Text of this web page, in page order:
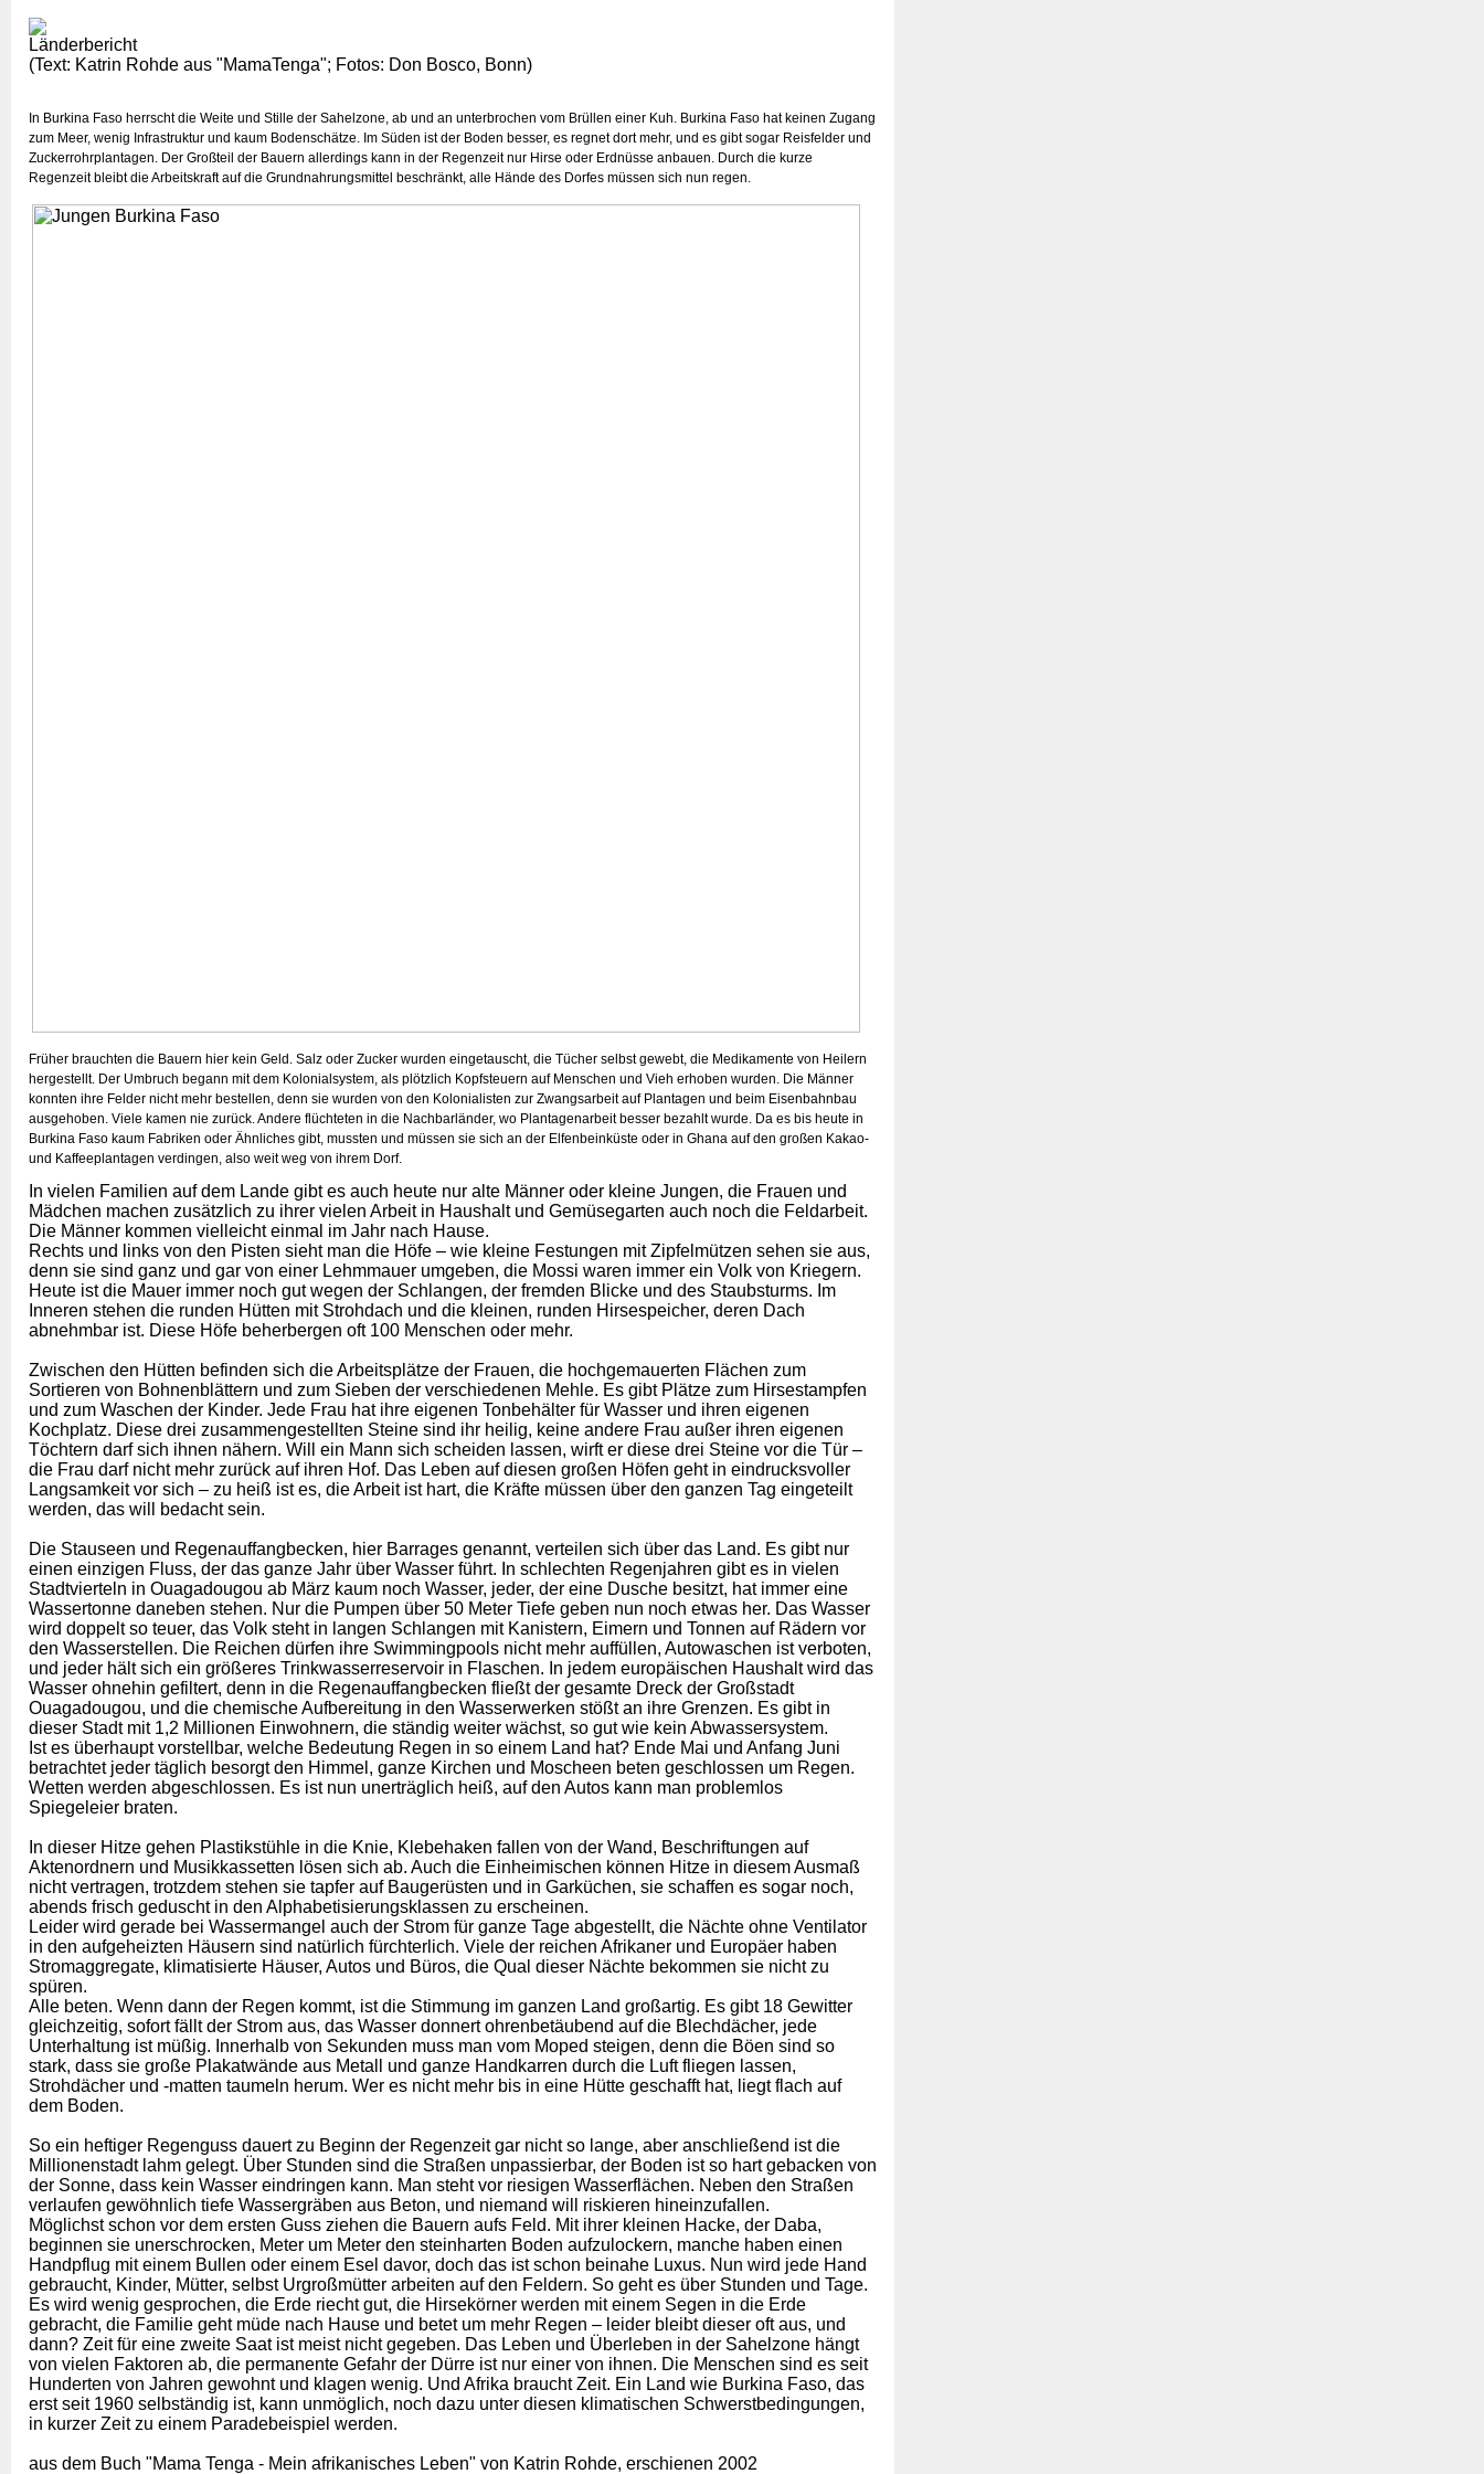
Länderbericht
(Text: Katrin Rohde aus "MamaTenga"; Fotos: Don Bosco, Bonn)
In Burkina Faso herrscht die Weite und Stille der Sahelzone, ab und an unterbrochen vom Brüllen einer Kuh. Burkina Faso hat keinen Zugang
zum Meer, wenig Infrastruktur und kaum Bodenschätze. Im Süden ist der Boden besser, es regnet dort mehr, und es gibt sogar Reisfelder und
Zuckerrohrplantagen. Der Großteil der Bauern allerdings kann in der Regenzeit nur Hirse oder Erdnüsse anbauen. Durch die kurze
Regenzeit bleibt die Arbeitskraft auf die Grundnahrungsmittel beschränkt, alle Hände des Dorfes müssen sich nun regen.
Früher brauchten die Bauern hier kein Geld. Salz oder Zucker wurden eingetauscht, die Tücher selbst gewebt, die Medikamente von Heilern
hergestellt. Der Umbruch begann mit dem Kolonialsystem, als plötzlich Kopfsteuern auf Menschen und Vieh erhoben wurden. Die Männer
konnten ihre Felder nicht mehr bestellen, denn sie wurden von den Kolonialisten zur Zwangsarbeit auf Plantagen und beim Eisenbahnbau
ausgehoben. Viele kamen nie zurück. Andere flüchteten in die Nachbarländer, wo Plantagenarbeit besser bezahlt wurde. Da es bis heute in
Burkina Faso kaum Fabriken oder Ähnliches gibt, mussten und müssen sie sich an der Elfenbeinküste oder in Ghana auf den großen Kakao-
und Kaffeeplantagen verdingen, also weit weg von ihrem Dorf.
In vielen Familien auf dem Lande gibt es auch heute nur alte Männer oder kleine Jungen, die Frauen und
Mädchen machen zusätzlich zu ihrer vielen Arbeit in Haushalt und Gemüsegarten auch noch die Feldarbeit.
Die Männer kommen vielleicht einmal im Jahr nach Hause.
Rechts und links von den Pisten sieht man die Höfe – wie kleine Festungen mit Zipfelmützen sehen sie aus,
denn sie sind ganz und gar von einer Lehmmauer umgeben, die Mossi waren immer ein Volk von Kriegern.
Heute ist die Mauer immer noch gut wegen der Schlangen, der fremden Blicke und des Staubsturms. Im
Inneren stehen die runden Hütten mit Strohdach und die kleinen, runden Hirsespeicher, deren Dach
abnehmbar ist. Diese Höfe beherbergen oft 100 Menschen oder mehr.
Zwischen den Hütten befinden sich die Arbeitsplätze der Frauen, die hochgemauerten Flächen zum
Sortieren von Bohnenblättern und zum Sieben der verschiedenen Mehle. Es gibt Plätze zum Hirsestampfen
und zum Waschen der Kinder. Jede Frau hat ihre eigenen Tonbehälter für Wasser und ihren eigenen
Kochplatz. Diese drei zusammengestellten Steine sind ihr heilig, keine andere Frau außer ihren eigenen
Töchtern darf sich ihnen nähern. Will ein Mann sich scheiden lassen, wirft er diese drei Steine vor die Tür –
die Frau darf nicht mehr zurück auf ihren Hof. Das Leben auf diesen großen Höfen geht in eindrucksvoller
Langsamkeit vor sich – zu heiß ist es, die Arbeit ist hart, die Kräfte müssen über den ganzen Tag eingeteilt
werden, das will bedacht sein.
Die Stauseen und Regenauffangbecken, hier Barrages genannt, verteilen sich über das Land. Es gibt nur
einen einzigen Fluss, der das ganze Jahr über Wasser führt. In schlechten Regenjahren gibt es in vielen
Stadtvierteln in Ouagadougou ab März kaum noch Wasser, jeder, der eine Dusche besitzt, hat immer eine
Wassertonne daneben stehen. Nur die Pumpen über 50 Meter Tiefe geben nun noch etwas her. Das Wasser
wird doppelt so teuer, das Volk steht in langen Schlangen mit Kanistern, Eimern und Tonnen auf Rädern vor
den Wasserstellen. Die Reichen dürfen ihre Swimmingpools nicht mehr auffüllen, Autowaschen ist verboten,
und jeder hält sich ein größeres Trinkwasserreservoir in Flaschen. In jedem europäischen Haushalt wird das
Wasser ohnehin gefiltert, denn in die Regenauffangbecken fließt der gesamte Dreck der Großstadt
Ouagadougou, und die chemische Aufbereitung in den Wasserwerken stößt an ihre Grenzen. Es gibt in
dieser Stadt mit 1,2 Millionen Einwohnern, die ständig weiter wächst, so gut wie kein Abwassersystem.
Ist es überhaupt vorstellbar, welche Bedeutung Regen in so einem Land hat? Ende Mai und Anfang Juni
betrachtet jeder täglich besorgt den Himmel, ganze Kirchen und Moscheen beten geschlossen um Regen.
Wetten werden abgeschlossen. Es ist nun unerträglich heiß, auf den Autos kann man problemlos
Spiegeleier braten.
In dieser Hitze gehen Plastikstühle in die Knie, Klebehaken fallen von der Wand, Beschriftungen auf
Aktenordnern und Musikkassetten lösen sich ab. Auch die Einheimischen können Hitze in diesem Ausmaß
nicht vertragen, trotzdem stehen sie tapfer auf Baugerüsten und in Garküchen, sie schaffen es sogar noch,
abends frisch geduscht in den Alphabetisierungsklassen zu erscheinen.
Leider wird gerade bei Wassermangel auch der Strom für ganze Tage abgestellt, die Nächte ohne Ventilator
in den aufgeheizten Häusern sind natürlich fürchterlich. Viele der reichen Afrikaner und Europäer haben
Stromaggregate, klimatisierte Häuser, Autos und Büros, die Qual dieser Nächte bekommen sie nicht zu
spüren.
Alle beten. Wenn dann der Regen kommt, ist die Stimmung im ganzen Land großartig. Es gibt 18 Gewitter
gleichzeitig, sofort fällt der Strom aus, das Wasser donnert ohrenbetäubend auf die Blechdächer, jede
Unterhaltung ist müßig. Innerhalb von Sekunden muss man vom Moped steigen, denn die Böen sind so
stark, dass sie große Plakatwände aus Metall und ganze Handkarren durch die Luft fliegen lassen,
Strohdächer und -matten taumeln herum. Wer es nicht mehr bis in eine Hütte geschafft hat, liegt flach auf
dem Boden.
So ein heftiger Regenguss dauert zu Beginn der Regenzeit gar nicht so lange, aber anschließend ist die
Millionenstadt lahm gelegt. Über Stunden sind die Straßen unpassierbar, der Boden ist so hart gebacken von
der Sonne, dass kein Wasser eindringen kann. Man steht vor riesigen Wasserflächen. Neben den Straßen
verlaufen gewöhnlich tiefe Wassergräben aus Beton, und niemand will riskieren hineinzufallen.
Möglichst schon vor dem ersten Guss ziehen die Bauern aufs Feld. Mit ihrer kleinen Hacke, der Daba,
beginnen sie unerschrocken, Meter um Meter den steinharten Boden aufzulockern, manche haben einen
Handpflug mit einem Bullen oder einem Esel davor, doch das ist schon beinahe Luxus. Nun wird jede Hand
gebraucht, Kinder, Mütter, selbst Urgroßmütter arbeiten auf den Feldern. So geht es über Stunden und Tage.
Es wird wenig gesprochen, die Erde riecht gut, die Hirsekörner werden mit einem Segen in die Erde
gebracht, die Familie geht müde nach Hause und betet um mehr Regen – leider bleibt dieser oft aus, und
dann? Zeit für eine zweite Saat ist meist nicht gegeben. Das Leben und Überleben in der Sahelzone hängt
von vielen Faktoren ab, die permanente Gefahr der Dürre ist nur einer von ihnen. Die Menschen sind es seit
Hunderten von Jahren gewohnt und klagen wenig. Und Afrika braucht Zeit. Ein Land wie Burkina Faso, das
erst seit 1960 selbständig ist, kann unmöglich, noch dazu unter diesen klimatischen Schwerstbedingungen,
in kurzer Zeit zu einem Paradebeispiel werden.
aus dem Buch "Mama Tenga - Mein afrikanisches Leben" von Katrin Rohde, erschienen 2002